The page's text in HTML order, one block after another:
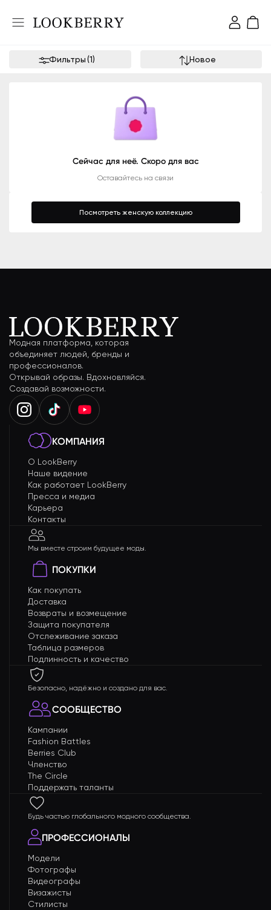
Фильтры(1) Новое
Сейчас для неё. Скоро для вас
Оставайтесь на связи
Посмотреть женскую коллекцию
Модная платформа, которая
объединяет людей, бренды и
профессионалов.
Открывай образы. Вдохновляйся.
Создавай возможности.
КОМПАНИЯ
О LookBerry
Наше видение
Как работает LookBerry
Пресса и медиа
Карьера
Контакты
Мы вместе строим будущее моды.
ПОКУПКИ
Как покупать
Доставка
Возвраты и возмещение
Защита покупателя
Отслеживание заказа
Таблица размеров
Подлинность и качество
Безопасно, надёжно и создано для вас.
СООБЩЕСТВО
Кампании
Fashion Battles
Berries Club
Членство
The Circle
Поддержать таланты
Будь частью глобального модного сообщества.
ПРОФЕССИОНАЛЫ
Модели
Фотографы
Видеографы
Визажисты
Стилисты